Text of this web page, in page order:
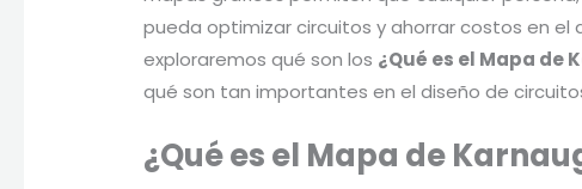
pueda optimizar circuitos y ahorrar costos en el
exploraremos qué son los ¿Qué es el Mapa de
qué son tan importantes en el diseño de
¿Qué es el Mapa de